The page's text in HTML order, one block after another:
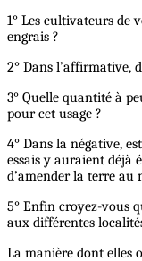
1° Les cultivateurs de
engrais ?
2° Dans l’affirmative,
3° Quelle quantité à
pour cet usage ?
4° Dans la négative,
essais y auraient déjà
d’amender la terre au
5° Enfin croyez-vous
aux différentes
La manière dont elles